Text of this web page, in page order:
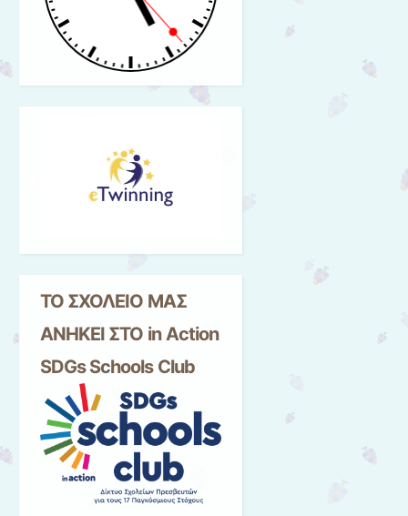
ΤΟ ΣΧΟΛΕΙΟ ΜΑΣ
ΑΝΗΚΕΙ ΣΤΟ in Αction
SDGs Schools Club